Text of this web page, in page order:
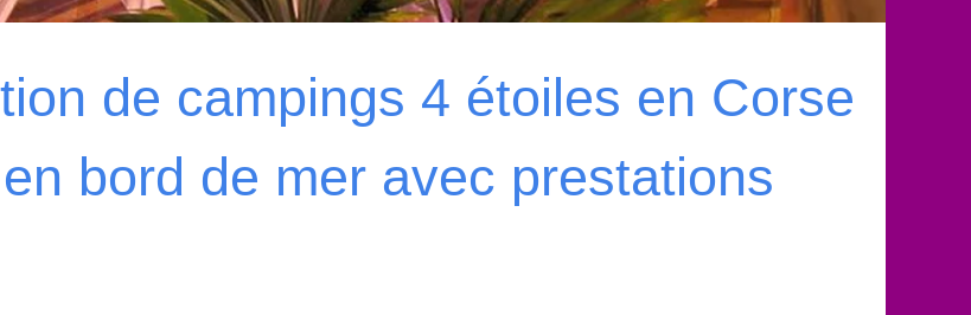
de campings 4 étoiles en Corse
bord de mer avec prestations